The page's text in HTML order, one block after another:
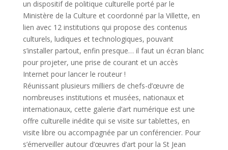
un dispositif de politique culturelle porté par le
Ministère de la Culture et coordonné par la Villette, en
lien avec 12 institutions qui propose des contenus
culturels, ludiques et technologiques, pouvant
s’installer partout, enfin presque… il faut un écran blanc
pour projeter, une prise de courant et un accès
Internet pour lancer le routeur !
Réunissant plusieurs milliers de chefs-d’œuvre de
nombreuses institutions et musées, nationaux et
internationaux, cette galerie d’art numérique est une
offre culturelle inédite qui se visite sur tablettes, en
visite libre ou accompagnée par un conférencier. Pour
s’émerveiller autour d’œuvres d’art pour la St Jean